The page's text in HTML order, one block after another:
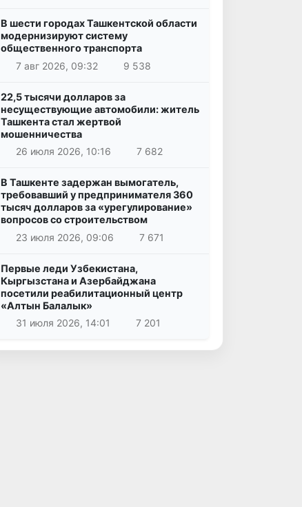
В шести городах Ташкентской области
модернизируют систему
общественного транспорта
7 авг 2026, 09:32
9 538
22,5 тысячи долларов за
несуществующие автомобили: житель
Ташкента стал жертвой
мошенничества
26 июля 2026, 10:16
7 682
В Ташкенте задержан вымогатель,
требовавший у предпринимателя 360
тысяч долларов за «урегулирование»
вопросов со строительством
23 июля 2026, 09:06
7 671
Первые леди Узбекистана,
Кыргызстана и Азербайджана
посетили реабилитационный центр
«Алтын Балалык»
31 июля 2026, 14:01
7 201